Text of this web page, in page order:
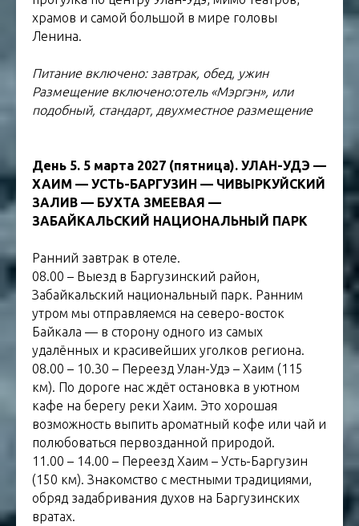
храмов и самой большой в мире головы
Ленина.
Питание включено: завтрак, обед, ужин
Размещение включено:отель «Мэргэн», или
подобный, стандарт, двухместное размещение
День 5. 5 марта 2027 (пятница). УЛАН-УДЭ —
ХАИМ — УСТЬ-БАРГУЗИН — ЧИВЫРКУЙСКИЙ
ЗАЛИВ — БУХТА ЗМЕЕВАЯ —
ЗАБАЙКАЛЬСКИЙ НАЦИОНАЛЬНЫЙ ПАРК
Ранний завтрак в отеле.
08.00 – Выезд в Баргузинский район,
Забайкальский национальный парк. Ранним
утром мы отправляемся на северо-восток
Байкала — в сторону одного из самых
удалённых и красивейших уголков региона.
08.00 – 10.30 – Переезд Улан-Удэ – Хаим (115
км). По дороге нас ждёт остановка в уютном
кафе на берегу реки Хаим. Это хорошая
возможность выпить ароматный кофе или чай и
полюбоваться первозданной природой.
11.00 – 14.00 – Переезд Хаим – Усть-Баргузин
(150 км). Знакомство с местными традициями,
обряд задабривания духов на Баргузинских
вратах.